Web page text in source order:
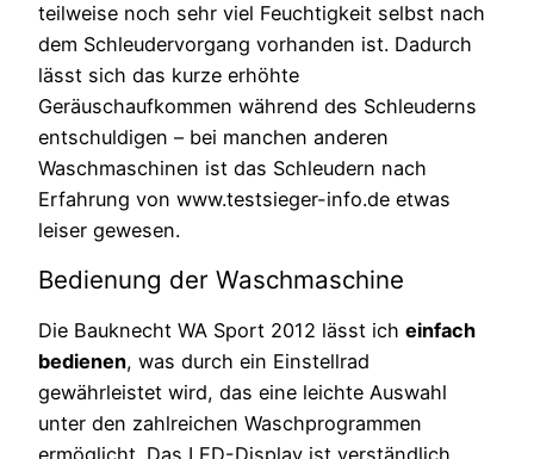
teilweise noch sehr viel Feuchtigkeit selbst nach
dem Schleudervorgang vorhanden ist. Dadurch
lässt sich das kurze erhöhte
Geräuschaufkommen während des Schleuderns
entschuldigen – bei manchen anderen
Waschmaschinen ist das Schleudern nach
Erfahrung von www.testsieger-info.de etwas
leiser gewesen.
Bedienung der Waschmaschine
Die Bauknecht WA Sport 2012 lässt ich einfach
bedienen, was durch ein Einstellrad
gewährleistet wird, das eine leichte Auswahl
unter den zahlreichen Waschprogrammen